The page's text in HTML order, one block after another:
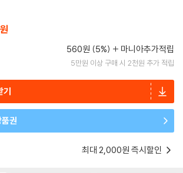
560원 (5%) 마니아추가적립
5만원 이상 구매 시 2천원 추가 적립
기
권
최대 2,000원 즉시할인